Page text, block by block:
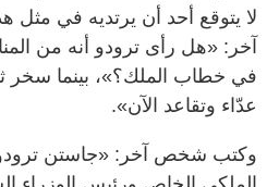
لا يتوقع أحد أن يرتديه في مثل
آخر: «هل رأى ترودو أنه من
في خطاب الملك؟»، بينما سخر
عدّاء وتقاعد الآن».
وكتب شخص آخر: «جاستن